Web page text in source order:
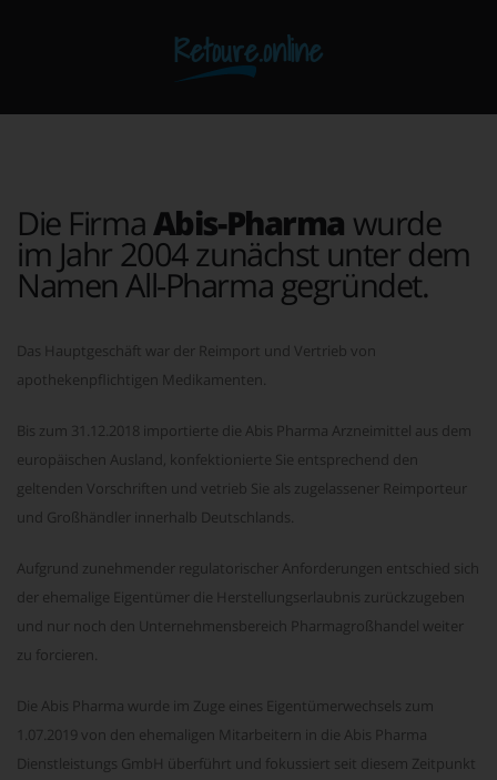
Retoure.online
Die Firma Abis-Pharma wurde
im Jahr 2004 zunächst unter dem
Namen All-Pharma gegründet.
Das Hauptgeschäft war der Reimport und Vertrieb von
apothekenpflichtigen Medikamenten.
Bis zum 31.12.2018 importierte die Abis Pharma Arzneimittel aus dem
europäischen Ausland, konfektionierte Sie entsprechend den
geltenden Vorschriften und vetrieb Sie als zugelassener Reimporteur
und Großhändler innerhalb Deutschlands.
Aufgrund zunehmender regulatorischer Anforderungen entschied sich
der ehemalige Eigentümer die Herstellungserlaubnis zurückzugeben
und nur noch den Unternehmensbereich Pharmagroßhandel weiter
zu forcieren.
Die Abis Pharma wurde im Zuge eines Eigentümerwechsels zum
1.07.2019 von den ehemaligen Mitarbeitern in die Abis Pharma
Dienstleistungs GmbH überführt und fokussiert seit diesem Zeitpunkt